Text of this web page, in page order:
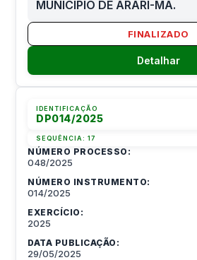
MUNICIPIO DE ARARI-MA.
FINALIZADO
Detalhar
IDENTIFICAÇÃO
DP014/2025
SEQUÊNCIA:17
NÚMERO PROCESSO:
048/2025
NÚMERO INSTRUMENTO:
014/2025
EXERCÍCIO:
2025
DATA PUBLICAÇÃO:
29/05/2025